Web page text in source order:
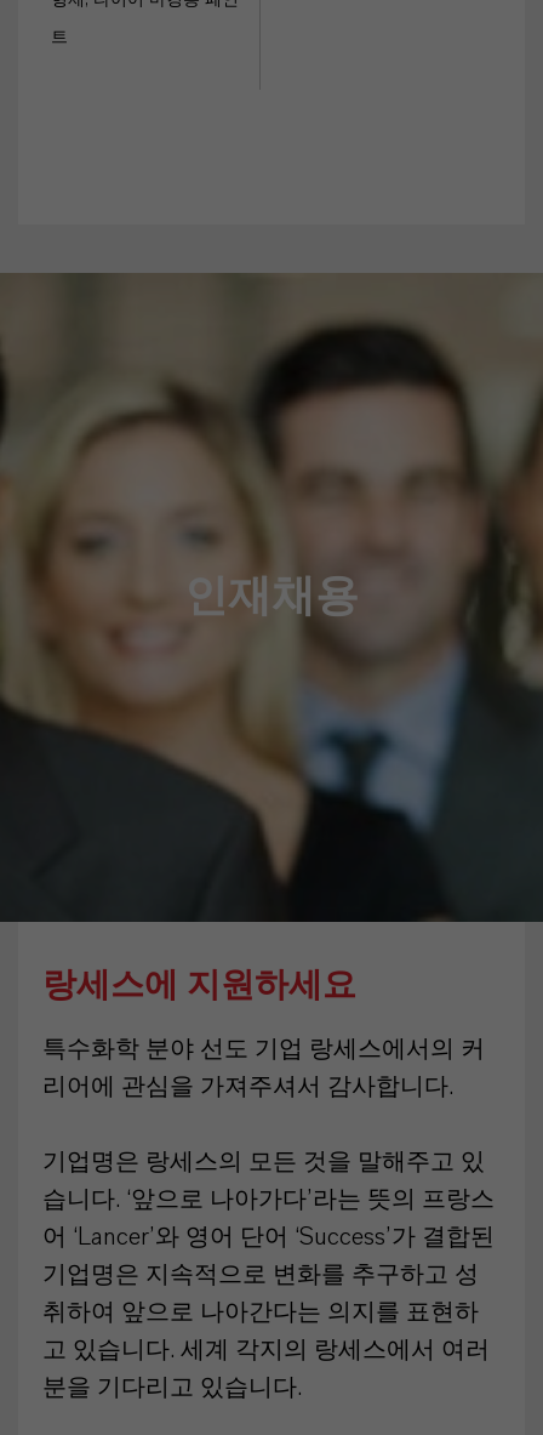
트
인재채용
랑세스에 지원하세요
특수화학 분야 선도 기업 랑세스에서의 커
리어에 관심을 가져주셔서 감사합니다.
기업명은 랑세스의 모든 것을 말해주고 있
습니다. ‘앞으로 나아가다’라는 뜻의 프랑스
어 ‘Lancer’와 영어 단어 ‘Success’가 결합된
기업명은 지속적으로 변화를 추구하고 성
취하여 앞으로 나아간다는 의지를 표현하
고 있습니다. 세계 각지의 랑세스에서 여러
분을 기다리고 있습니다.